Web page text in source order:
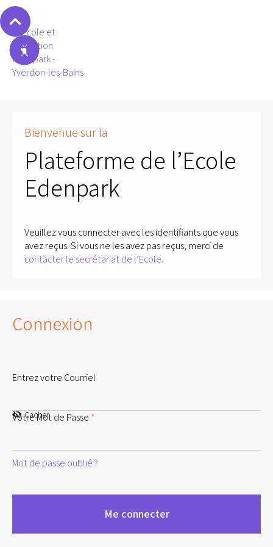
Bienvenue sur la
Plateforme de l’Ecole
Edenpark
Veuillez vous connecter avec les identifiants que vous
avez reçus. Si vous ne les avez pas reçus, merci de
contacter le secrétariat de l’Ecole.
Connexion
Entrez votre Courriel
Votre Mot de Passe *
Cacher
Mot de passe oublié ?